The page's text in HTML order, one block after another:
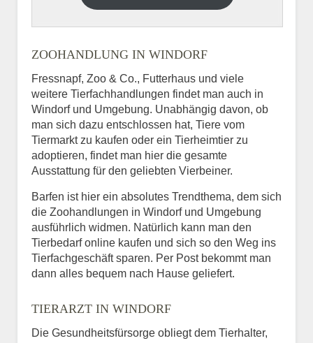
ZOOHANDLUNG IN WINDORF
Fressnapf, Zoo & Co., Futterhaus und viele
weitere Tierfachhandlungen findet man auch in
Windorf und Umgebung. Unabhängig davon, ob
man sich dazu entschlossen hat, Tiere vom
Tiermarkt zu kaufen oder ein Tierheimtier zu
adoptieren, findet man hier die gesamte
Ausstattung für den geliebten Vierbeiner.
Barfen ist hier ein absolutes Trendthema, dem sich
die Zoohandlungen in Windorf und Umgebung
ausführlich widmen. Natürlich kann man den
Tierbedarf online kaufen und sich so den Weg ins
Tierfachgeschäft sparen. Per Post bekommt man
dann alles bequem nach Hause geliefert.
TIERARZT IN WINDORF
Die Gesundheitsfürsorge obliegt dem Tierhalter,